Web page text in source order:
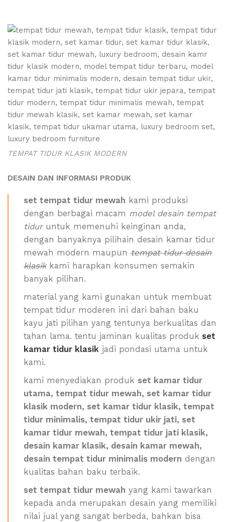
TEMPAT TIDUR KLASIK MODERN
DESAIN DAN INFORMASI PRODUK
set tempat tidur mewah kami produksi
dengan berbagai macam model desain tempat
tiduruntuk memenuhi keinginan anda,
dengan banyaknya pilihain desain kamar tidur
mewah modern maupun tempat tidur desain
klasikkami harapkan konsumen semakin
banyak pilihan.
material yang kami gunakan untuk membuat
tempat tidur moderen ini dari bahan baku
kayu jati pilihan yang tentunya berkualitas dan
tahan lama. tentu jaminan kualitas produk set
kamar tidur klasik jadi pondasi utama untuk
kami.
kami menyediakan produk set kamar tidur
utama, tempat tidur mewah, set kamar tidur
klasik modern, set kamar tidur klasik, tempat
tidur minimalis, tempat tidur ukir jati, set
kamar tidur mewah, tempat tidur jati klasik,
desain kamar klasik, desain kamar mewah,
desain tempat tidur minimalis modern dengan
kualitas bahan baku terbaik.
set tempat tidur mewah yang kami tawarkan
kepada anda merupakan desain yang memiliki
nilai jual yang sangat berbeda, bahkan bisa